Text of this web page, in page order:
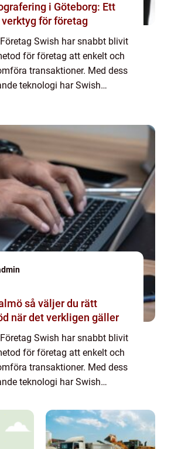
i Göteborg: Ett
för företag
Swish har snabbt blivit
för företag att enkelt och
transaktioner. Med dess
teknologi har Swish
du rätt
när det verkligen gäller
Swish har snabbt blivit
för företag att enkelt och
transaktioner. Med dess
teknologi har Swish
för snabba betalningar.